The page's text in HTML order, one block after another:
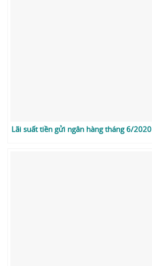
Lãi suất tiền gửi ngân hàng tháng 6/2020